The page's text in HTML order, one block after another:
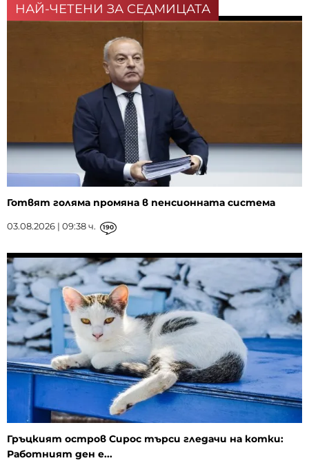
НАЙ-ЧЕТЕНИ ЗА СЕДМИЦАТА
Готвят голяма промяна в пенсионната система
03.08.2026 | 09:38 ч. 190
Гръцкият остров Сирос търси гледачи на котки:
Работният ден е...